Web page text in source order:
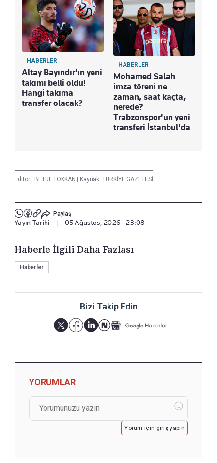
HABERLER
Altay Bayındır'ın yeni
takımı belli oldu!
Hangi takıma
transfer olacak?
HABERLER
Mohamed Salah
imza töreni ne
zaman, saat kaçta,
nerede?
Trabzonspor'un yeni
transferi İstanbul'da
Editör : BETÜL TOKKAN | Kaynak: TÜRKİYE GAZETESİ
Paylaş
Yayın Tarihi 05 Ağustos, 2026 - 23:08
Haberle İlgili Daha Fazlası
Haberler
Bizi Takip Edin
YORUMLAR
Yorum için giriş yapın